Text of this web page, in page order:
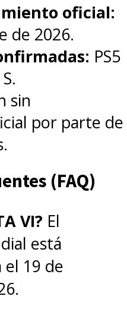
oficial:
de 2026.
PS5
sin
por parte de
(FAQ)
VI? El
está
19 de